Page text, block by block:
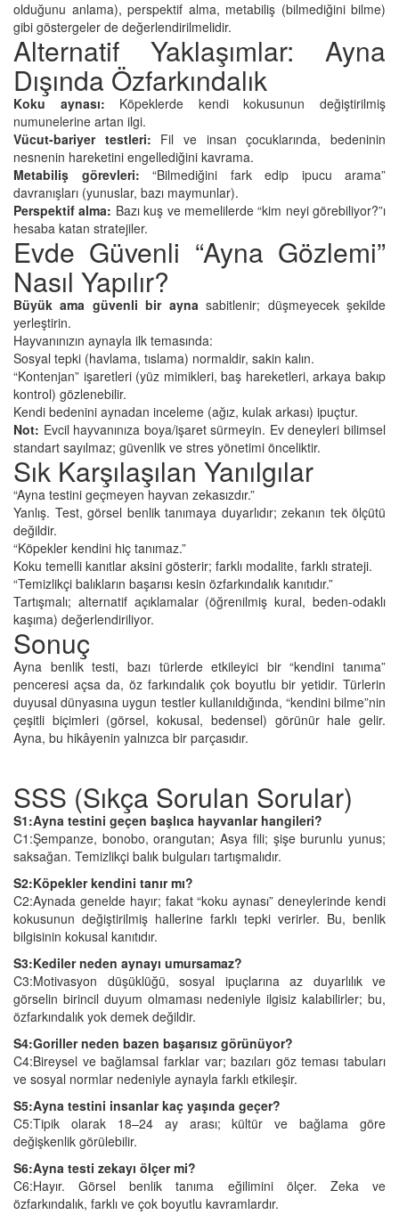
olduğunu anlama), perspektif alma, metabiliş (bilmediğini bilme)
gibi göstergeler de değerlendirilmelidir.
Alternatif Yaklaşımlar: Ayna
Dışında Özfarkındalık
Koku aynası: Köpeklerde kendi kokusunun değiştirilmiş
numunelerine artan ilgi.
Vücut-bariyer testleri: Fil ve insan çocuklarında, bedeninin
nesnenin hareketini engellediğini kavrama.
Metabiliş görevleri: “Bilmediğini fark edip ipucu arama”
davranışları (yunuslar, bazı maymunlar).
Perspektif alma: Bazı kuş ve memelilerde “kim neyi görebiliyor?”ı
hesaba katan stratejiler.
Evde Güvenli “Ayna Gözlemi”
Nasıl Yapılır?
Büyük ama güvenli bir ayna sabitlenir; düşmeyecek şekilde
yerleştirin.
Hayvanınızın aynayla ilk temasında:
Sosyal tepki (havlama, tıslama) normaldir, sakin kalın.
“Kontenjan” işaretleri (yüz mimikleri, baş hareketleri, arkaya bakıp
kontrol) gözlenebilir.
Kendi bedenini aynadan inceleme (ağız, kulak arkası) ipuçtur.
Not: Evcil hayvanınıza boya/işaret sürmeyin. Ev deneyleri bilimsel
standart sayılmaz; güvenlik ve stres yönetimi önceliktir.
Sık Karşılaşılan Yanılgılar
“Ayna testini geçmeyen hayvan zekasızdır.”
Yanlış. Test, görsel benlik tanımaya duyarlıdır; zekanın tek ölçütü
değildir.
“Köpekler kendini hiç tanımaz.”
Koku temelli kanıtlar aksini gösterir; farklı modalite, farklı strateji.
“Temizlikçi balıkların başarısı kesin özfarkındalık kanıtıdır.”
Tartışmalı; alternatif açıklamalar (öğrenilmiş kural, beden-odaklı
kaşıma) değerlendiriliyor.
Sonuç
Ayna benlik testi, bazı türlerde etkileyici bir “kendini tanıma”
penceresi açsa da, öz farkındalık çok boyutlu bir yetidir. Türlerin
duyusal dünyasına uygun testler kullanıldığında, “kendini bilme”nin
çeşitli biçimleri (görsel, kokusal, bedensel) görünür hale gelir.
Ayna, bu hikâyenin yalnızca bir parçasıdır.
SSS (Sıkça Sorulan Sorular)
S1:Ayna testini geçen başlıca hayvanlar hangileri?
C1:Şempanze, bonobo, orangutan; Asya fili; şişe burunlu yunus;
saksağan. Temizlikçi balık bulguları tartışmalıdır.
S2:Köpekler kendini tanır mı?
C2:Aynada genelde hayır; fakat “koku aynası” deneylerinde kendi
kokusunun değiştirilmiş hallerine farklı tepki verirler. Bu, benlik
bilgisinin kokusal kanıtıdır.
S3:Kediler neden aynayı umursamaz?
C3:Motivasyon düşüklüğü, sosyal ipuçlarına az duyarlılık ve
görselin birincil duyum olmaması nedeniyle ilgisiz kalabilirler; bu,
özfarkındalık yok demek değildir.
S4:Goriller neden bazen başarısız görünüyor?
C4:Bireysel ve bağlamsal farklar var; bazıları göz teması tabuları
ve sosyal normlar nedeniyle aynayla farklı etkileşir.
S5:Ayna testini insanlar kaç yaşında geçer?
C5:Tipik olarak 18–24 ay arası; kültür ve bağlama göre
değişkenlik görülebilir.
S6:Ayna testi zekayı ölçer mi?
C6:Hayır. Görsel benlik tanıma eğilimini ölçer. Zeka ve
özfarkındalık, farklı ve çok boyutlu kavramlardır.